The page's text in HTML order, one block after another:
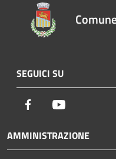
SEGUICI SU
Facebook
AMMINISTRAZIONE